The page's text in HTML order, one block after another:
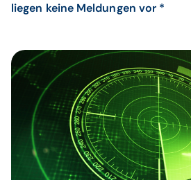
liegen keine Meldungen vor *